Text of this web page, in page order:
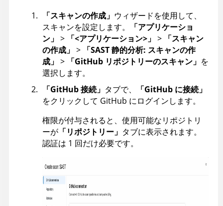
「スキャンの作成」 ウィザードを使用して、
スキャンを設定します。
「アプリケーショ
ン」 > 「<アプリケーション>」 > 「スキャン
の作成」 > 「SAST 静的分析: スキャンの作
成」 > 「GitHub リポジトリーのスキャン」 を
選択します。
「GitHub 接続」 タブで、
「GitHub に接続」
をクリックして GitHub にログインします。
権限が付与されると、使用可能なリポジトリ
ーが 「リポジトリー」 タブに表示されます。
認証は 1 回だけ必要です。